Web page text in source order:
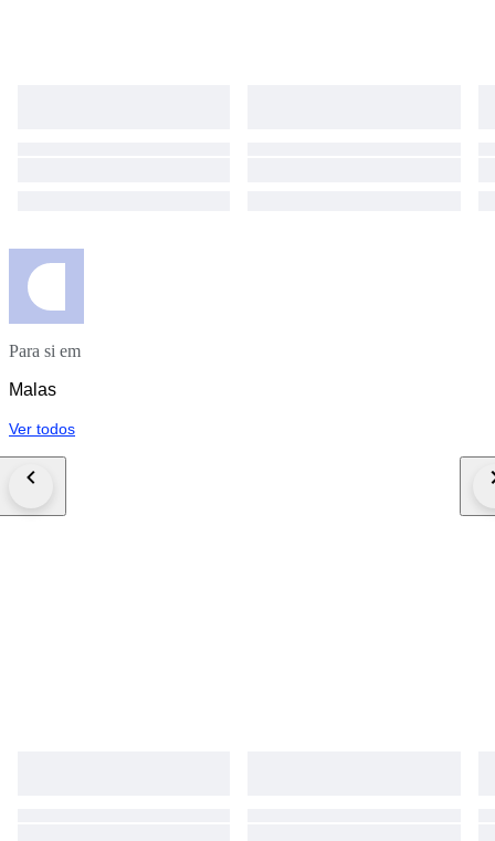
Para si em
Malas
Ver todos